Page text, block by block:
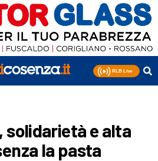
solidarietà e alta
la pasta